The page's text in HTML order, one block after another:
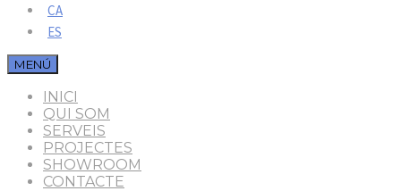
CA
ES
MENÚ
INICI
QUI SOM
SERVEIS
PROJECTES
SHOWROOM
CONTACTE